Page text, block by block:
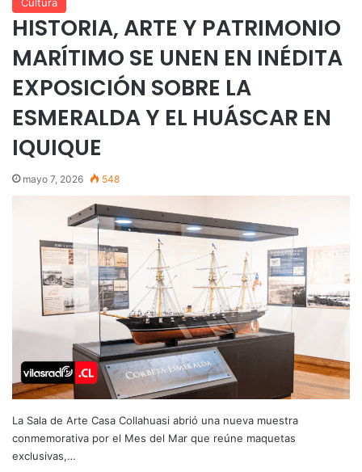
HISTORIA, ARTE Y PATRIMONIO
MARÍTIMO SE UNEN EN INÉDITA
EXPOSICIÓN SOBRE LA
ESMERALDA Y EL HUÁSCAR EN
IQUIQUE
mayo 7, 2026 548
La Sala de Arte Casa Collahuasi abrió una nueva muestra
conmemorativa por el Mes del Mar que reúne maquetas
exclusivas,…